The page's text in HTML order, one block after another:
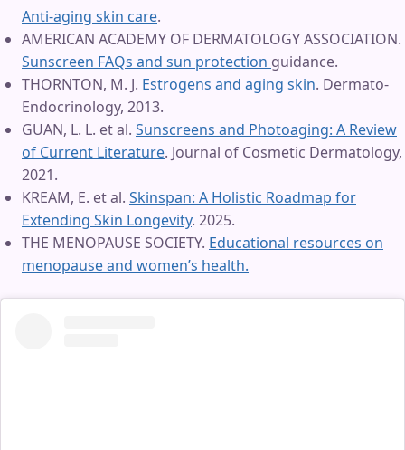
Anti-aging skin care.
AMERICAN ACADEMY OF DERMATOLOGY ASSOCIATION.
Sunscreen FAQs and sun protection guidance.
THORNTON, M. J. Estrogens and aging skin. Dermato-
Endocrinology, 2013.
GUAN, L. L. et al. Sunscreens and Photoaging: A Review
of Current Literature. Journal of Cosmetic Dermatology,
2021.
KREAM, E. et al. Skinspan: A Holistic Roadmap for
Extending Skin Longevity. 2025.
THE MENOPAUSE SOCIETY. Educational resources on
menopause and women’s health.